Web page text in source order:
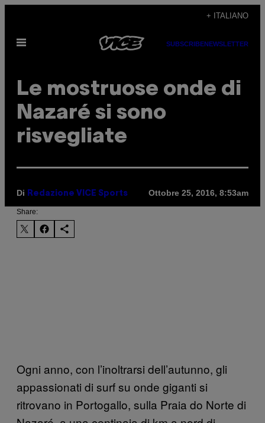
contenuto
+ ITALIANO
Apri
SUBSCRIBENEWSLETTER
Le mostruose onde di
Nazaré si sono
risvegliate
Di Redazione VICE Sports Ottobre 25, 2016, 8:53am
Share:
Ogni anno, con l’inoltrarsi dell’autunno, gli
appassionati di surf su onde giganti si
ritrovano in Portogallo, sulla Praia do Norte di